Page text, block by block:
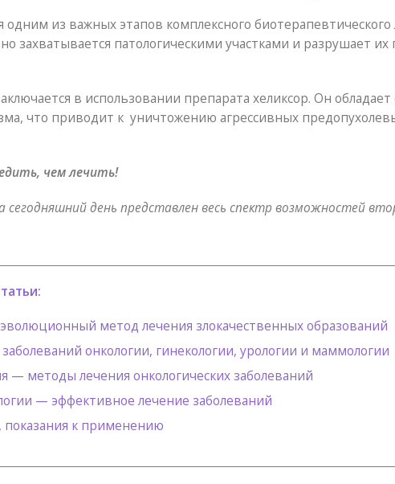
одним из важных этапов комплексного
захватывается патологическими участками и разрушает
в использовании препарата хеликсор. Он
что приводит к уничтожению агрессивных
чем лечить!
сегодняшний день представлен весь спектр возможностей
метод лечения злокачественных образований
онкологии, гинекологии, урологии и маммологии
— методы лечения онкологических заболеваний
— эффективное лечение заболеваний
к применению